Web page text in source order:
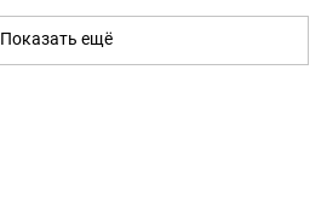
Показать ещё